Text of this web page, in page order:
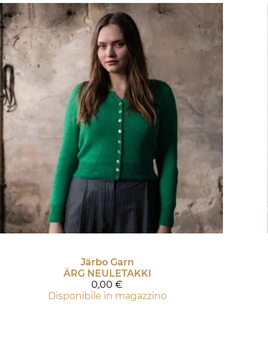
Järbo Garn
ÄRG NEULETAKKI
0,00 €
Disponibile in magazzino